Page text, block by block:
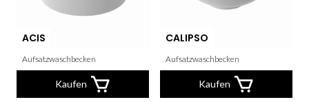
ACIS
Aufsatzwaschbecken
Kaufen
CALIPSO
Aufsatzwaschbecken
Kaufen